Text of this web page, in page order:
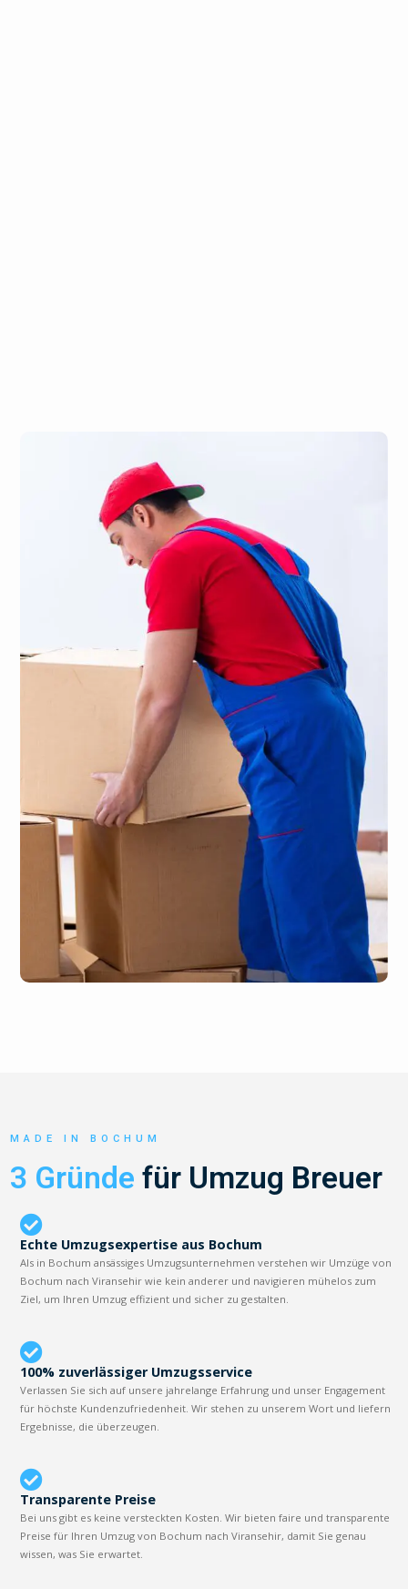
MADE IN BOCHUM
3 Gründe für Umzug Breuer
Echte Umzugsexpertise aus Bochum
Als in Bochum ansässiges Umzugsunternehmen verstehen wir Umzüge von
Bochum nach Viransehir wie kein anderer und navigieren mühelos zum
Ziel, um Ihren Umzug effizient und sicher zu gestalten.
100% zuverlässiger Umzugsservice
Verlassen Sie sich auf unsere jahrelange Erfahrung und unser Engagement
für höchste Kundenzufriedenheit. Wir stehen zu unserem Wort und liefern
Ergebnisse, die überzeugen.
Transparente Preise
Bei uns gibt es keine versteckten Kosten. Wir bieten faire und transparente
Preise für Ihren Umzug von Bochum nach Viransehir, damit Sie genau
wissen, was Sie erwartet.